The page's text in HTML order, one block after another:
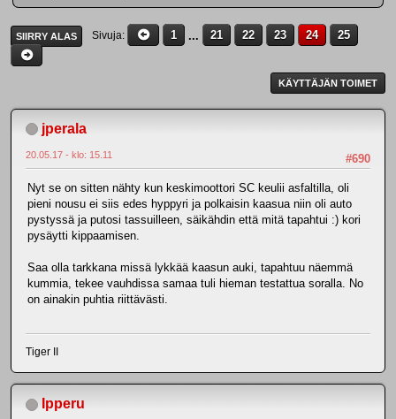
SIIRRY ALAS Sivuja 1 ... 21 22 23 24 25
KÄYTTÄJÄN TOIMET
jperala
#690
20.05.17 - klo: 15.11
Nyt se on sitten nähty kun keskimoottori SC keulii asfaltilla, oli
pieni nousu ei siis edes hyppyri ja polkaisin kaasua niin oli auto
pystyssä ja putosi tassuilleen, säikähdin että mitä tapahtui :) kori
pysäytti kippaamisen.
Saa olla tarkkana missä lykkää kaasun auki, tapahtuu näemmä
kummia, tekee vauhdissa samaa tuli hieman testattua soralla. No
on ainakin puhtia riittävästi.
Tiger II
Ipperu